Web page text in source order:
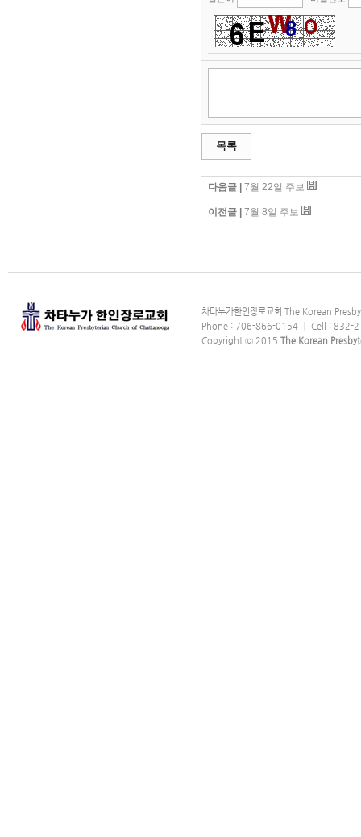
목록
다음글 | 7월 22일 주보
이전글 | 7월 8일 주보
차타누가한인장로교회 The Korean
Phone : 706-866-0154 ｜ Cell : 832-
Copyright ⓒ 2015 The Korean